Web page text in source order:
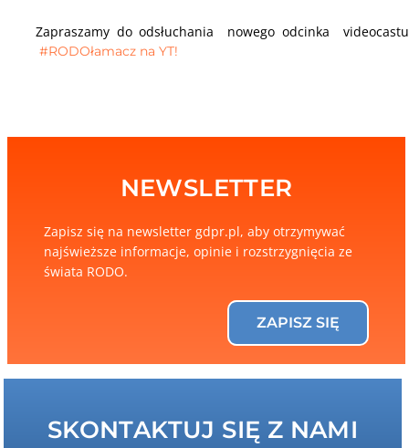
Zapraszamy do odsłuchania nowego odcinka videocastu
#RODOłamacz na YT!
NEWSLETTER
Zapisz się na newsletter gdpr.pl, aby otrzymywać
najświeższe informacje, opinie i rozstrzygnięcia ze
świata RODO.
ZAPISZ SIĘ
SKONTAKTUJ SIĘ Z NAMI